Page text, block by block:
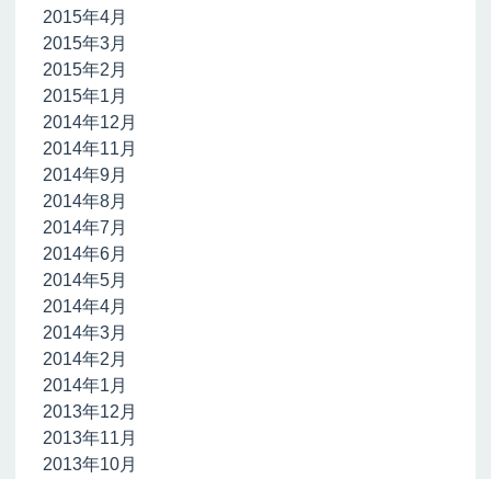
2015年4月
2015年3月
2015年2月
2015年1月
2014年12月
2014年11月
2014年9月
2014年8月
2014年7月
2014年6月
2014年5月
2014年4月
2014年3月
2014年2月
2014年1月
2013年12月
2013年11月
2013年10月